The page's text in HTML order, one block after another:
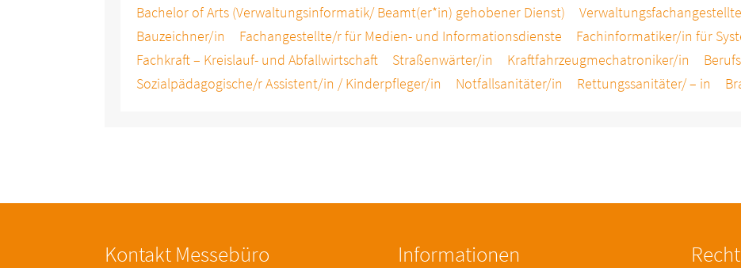
Bachelor of Arts (Verwaltungsinformatik/ Beamt(er*in) gehobener Dienst)
Bauzeichner/in
Fachangestellte/r für Medien- und Informationsdienste Fachinformatiker/in für
Fachkraft – Kreislauf- und Abfallwirtschaft
Straßenwärter/in Kraftfahrzeugmechatroniker/in
Sozialpädagogische/r Assistent/in / Kinderpfleger/in
Notfallsanitäter/in Rettungssanitäter/ – in
Kontakt Messebüro Informationen